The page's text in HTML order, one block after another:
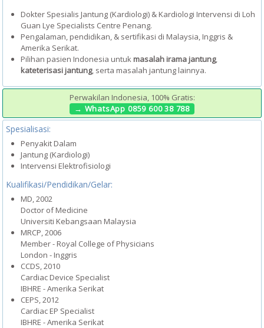
Dokter Spesialis Jantung (Kardiologi) & Kardiologi Intervensi di Loh
Guan Lye Specialists Centre Penang.
Pengalaman, pendidikan, & sertifikasi di Malaysia, Inggris &
Amerika Serikat.
Pilihan pasien Indonesia untuk masalah irama jantung,
kateterisasi jantung, serta masalah jantung lainnya.
Perwakilan Indonesia, 100% Gratis:
→ WhatsApp 0859 600 38 788
Spesialisasi:
Penyakit Dalam
Jantung (Kardiologi)
Intervensi Elektrofisiologi
Kualifikasi/Pendidikan/Gelar:
MD, 2002
Doctor of Medicine
Universiti Kebangsaan Malaysia
MRCP, 2006
Member - Royal College of Physicians
London - Inggris
CCDS, 2010
Cardiac Device Specialist
IBHRE - Amerika Serikat
CEPS, 2012
Cardiac EP Specialist
IBHRE - Amerika Serikat